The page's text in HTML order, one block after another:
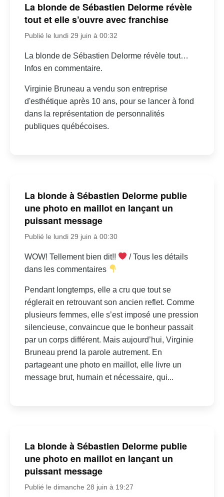
La blonde de Sébastien Delorme révèle
tout et elle s’ouvre avec franchise
Publié le lundi 29 juin à 00:32
La blonde de Sébastien Delorme révèle tout…
Infos en commentaire.
Virginie Bruneau a vendu son entreprise
d'esthétique après 10 ans, pour se lancer à fond
dans la représentation de personnalités
publiques québécoises.
La blonde à Sébastien Delorme publie
une photo en maillot en lançant un
puissant message
Publié le lundi 29 juin à 00:30
WOW! Tellement bien dit!!
/ Tous les détails
dans les commentaires
Pendant longtemps, elle a cru que tout se
réglerait en retrouvant son ancien reflet. Comme
plusieurs femmes, elle s’est imposé une pression
silencieuse, convaincue que le bonheur passait
par un corps différent. Mais aujourd’hui, Virginie
Bruneau prend la parole autrement. En
partageant une photo en maillot, elle livre un
message brut, humain et nécessaire, qui...
La blonde à Sébastien Delorme publie
une photo en maillot en lançant un
puissant message
Publié le dimanche 28 juin à 19:27